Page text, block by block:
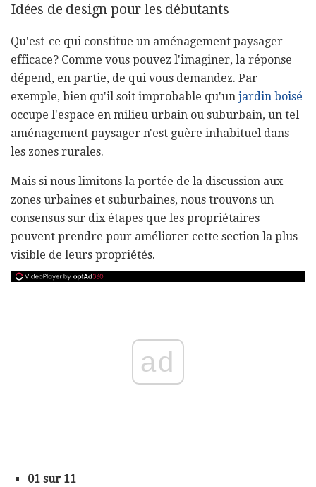
Idées de design pour les débutants
Qu'est-ce qui constitue un aménagement paysager
efficace? Comme vous pouvez l'imaginer, la réponse
dépend, en partie, de qui vous demandez. Par
exemple, bien qu'il soit improbable qu'un jardin boisé
occupe l'espace en milieu urbain ou suburbain, un tel
aménagement paysager n'est guère inhabituel dans
les zones rurales.
Mais si nous limitons la portée de la discussion aux
zones urbaines et suburbaines, nous trouvons un
consensus sur dix étapes que les propriétaires
peuvent prendre pour améliorer cette section la plus
visible de leurs propriétés.
ad
01 sur 11